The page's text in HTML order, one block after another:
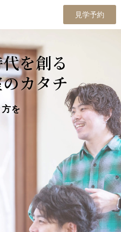
見学予約
を創る
カタチ
を